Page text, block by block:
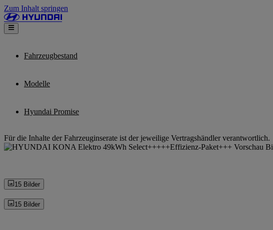
Zum Inhalt springen
Fahrzeugbestand
Modelle
Hyundai Promise
Für die Inhalte der Fahrzeuginserate ist der jeweilige Vertragshändler verantwortlich.
15 Bilder
15 Bilder